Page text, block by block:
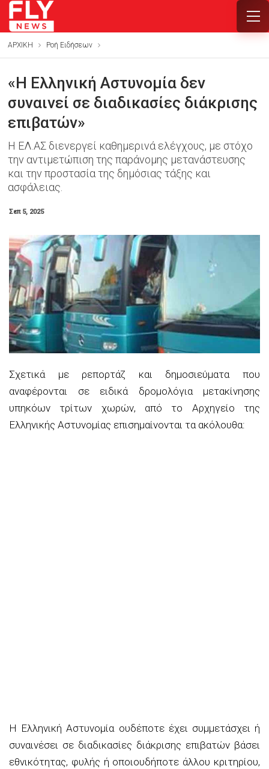
ΑΡΧΙΚΗ Ροή Ειδήσεων
«Η Ελληνική Αστυνομία δεν
συναινεί σε διαδικασίες διάκρισης
επιβατών»
Η ΕΛ.ΑΣ διενεργεί καθημερινά ελέγχους, με στόχο
την αντιμετώπιση της παράνομης μετανάστευσης
και την προστασία της δημόσιας τάξης και
ασφάλειας.
Σεπ 5, 2025
Σχετικά με ρεπορτάζ και δημοσιεύματα που
αναφέρονται σε ειδικά δρομολόγια μετακίνησης
υπηκόων τρίτων χωρών, από το Αρχηγείο της
Ελληνικής Αστυνομίας επισημαίνονται τα ακόλουθα:
Η Ελληνική Αστυνομία ουδέποτε έχει συμμετάσχει ή
συναινέσει σε διαδικασίες διάκρισης επιβατών βάσει
εθνικότητας, φυλής ή οποιουδήποτε άλλου κριτηρίου,